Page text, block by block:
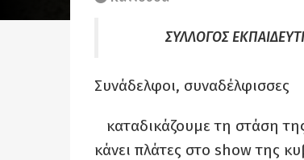
ΣΥΛΛΟΓΟΣ
Συνάδελφοι, συναδέλφισσες
καταδικάζουμε τη στάση
κάνει πλάτες στο show της